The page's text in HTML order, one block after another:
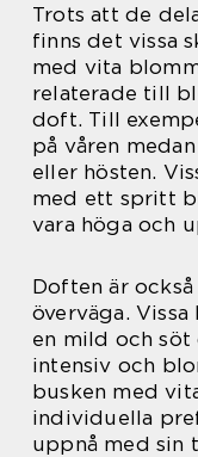
Trots att de
finns det vissa
med vita
relaterade till
doft. Till
på våren
eller hösten.
med ett spritt
vara höga och
Doften är
överväga.
en mild och söt
intensiv och
busken med
individuella
uppnå med sin